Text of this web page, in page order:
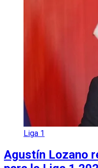
Liga 1
Agustín Lozano